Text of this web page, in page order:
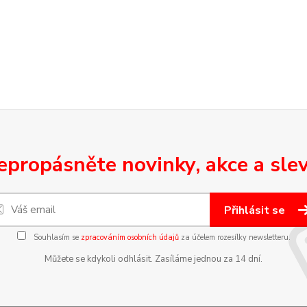
novinky, akce a
Přihlásit se
Souhlasím se zpracováním osobních údajůza účelem rozesílky newsletteru.
Můžete se kdykoli odhlásit. Zasíláme jednou za 14 dní.